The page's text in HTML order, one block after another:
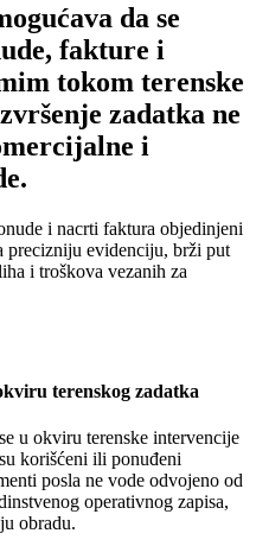
da se
fakture i
tokom terenske
zadatka ne
i
i nacrti faktura objedinjeni
precizniju evidenciju, brži put
i troškova vezanih za
terenskog zadatka
u okviru terenske intervencije
korišćeni ili ponuđeni
posla ne vode odvojeno od
operativnog zapisa,
obradu.